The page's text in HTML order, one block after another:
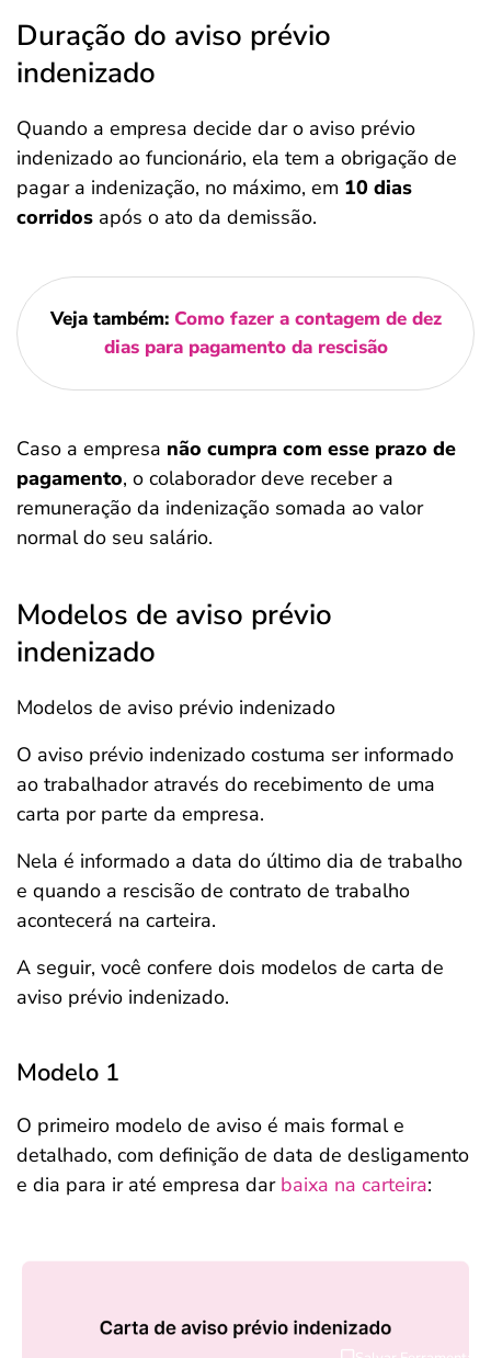
Duração do aviso prévio
indenizado
Quando a empresa decide dar o aviso prévio
indenizado ao funcionário, ela tem a obrigação de
pagar a indenização, no máximo, em 10 dias
corridos após o ato da demissão.
Veja também: Como fazer a contagem de dez
dias para pagamento da rescisão
Caso a empresa não cumpra com esse prazo de
pagamento, o colaborador deve receber a
remuneração da indenização somada ao valor
normal do seu salário.
Modelos de aviso prévio
indenizado
Modelos de aviso prévio indenizado
O aviso prévio indenizado costuma ser informado
ao trabalhador através do recebimento de uma
carta por parte da empresa.
Nela é informado a data do último dia de trabalho
e quando a rescisão de contrato de trabalho
acontecerá na carteira.
A seguir, você confere dois modelos de carta de
aviso prévio indenizado.
Modelo 1
O primeiro modelo de aviso é mais formal e
detalhado, com definição de data de desligamento
e dia para ir até empresa dar baixa na carteira: